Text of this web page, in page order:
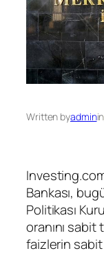
Written byadminin
Bankası,
Politikası
oranını sabit
faizlerin sabit